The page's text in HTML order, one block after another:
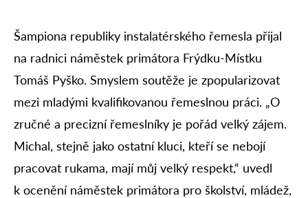
Šampiona republiky instalatérského řemesla přijal
na radnici náměstek primátora Frýdku-Místku
Tomáš Pyško. Smyslem soutěže je zpopularizovat
mezi mladými kvalifikovanou řemeslnou práci. „O
zručné a precizní řemeslníky je pořád velký zájem.
Michal, stejně jako ostatní kluci, kteří se nebojí
pracovat rukama, mají můj velký respekt,“ uvedl
k ocenění náměstek primátora pro školství, mládež,